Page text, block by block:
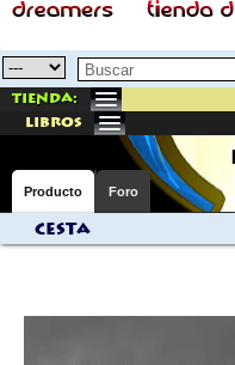
Tienda:
libros
Producto Foro
Cesta